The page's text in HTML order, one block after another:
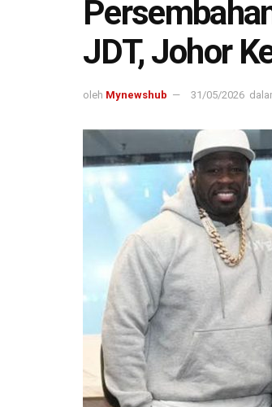
JDT, Johor
oleh Mynewshub 31/05/2026